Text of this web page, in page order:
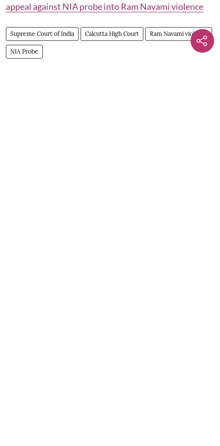
appeal against NIA probe into Ram Navami violence
Supreme Court of India Calcutta High Court Ram Navami violence
NIA Probe